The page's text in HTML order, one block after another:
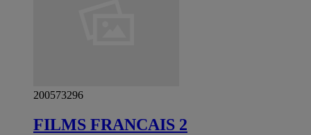
200573296
FILMS FRANCAIS 2